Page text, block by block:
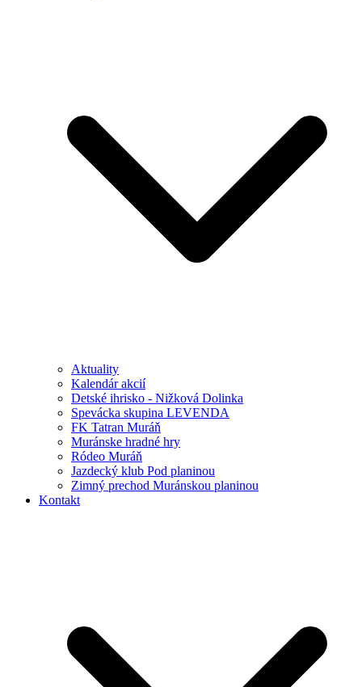
Aktuality
Kalendár akcií
Detské ihrisko - Nižková Dolinka
Spevácka skupina LEVENDA
FK Tatran Muráň
Muránske hradné hry
Ródeo Muráň
Jazdecký klub Pod planinou
Zimný prechod Muránskou planinou
Kontakt